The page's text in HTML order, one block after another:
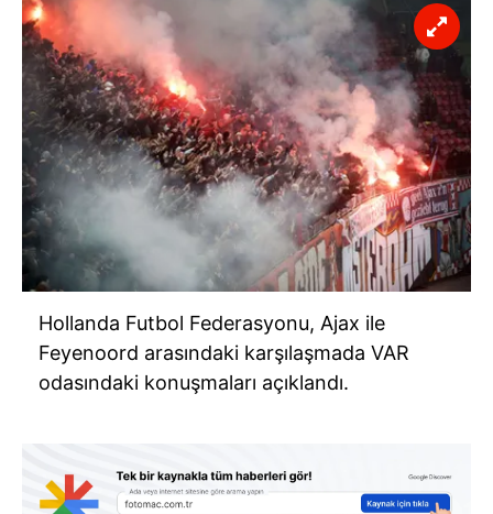
Hollanda Futbol Federasyonu, Ajax ile
Feyenoord arasındaki karşılaşmada VAR
odasındaki konuşmaları açıklandı.